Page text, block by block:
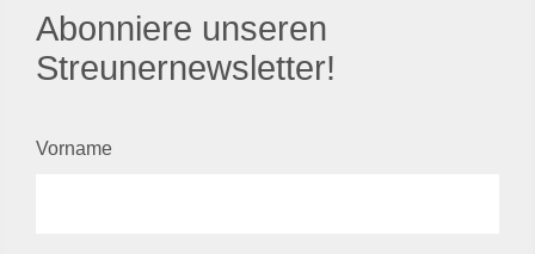
Abonniere unseren
Streunernewsletter!
Vorname